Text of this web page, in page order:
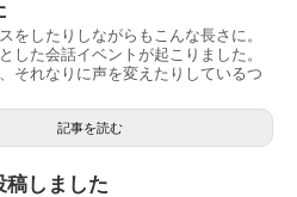
をしたりしながらもこんな長さに。
した会話イベントが起こりました。
それなりに声を変えたりしているつ
記事を読む
稿しました